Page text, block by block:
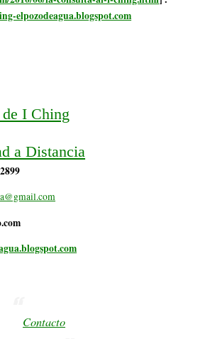
elpozodeagua.blogspot.com
I Ching
a Distancia
Contacto